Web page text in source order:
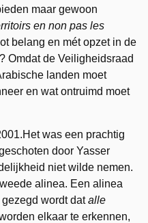
maar gewoon
en non pas les
belang en mét opzet in de
Omdat de Veiligheidsraad
landen moet
en wat ontruimd moet
was een prachtig
door Yasser
niet wilde nemen.
alinea. Een alinea
gezegd wordt datalle
elkaar te erkennen,